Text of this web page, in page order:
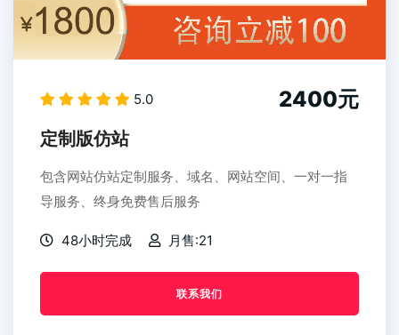
5.0 2400元
定制版仿站
包含网站仿站定制服务、域名、网站空间、一对一指
导服务、终身免费售后服务
48小时完成 月售:21
联系我们